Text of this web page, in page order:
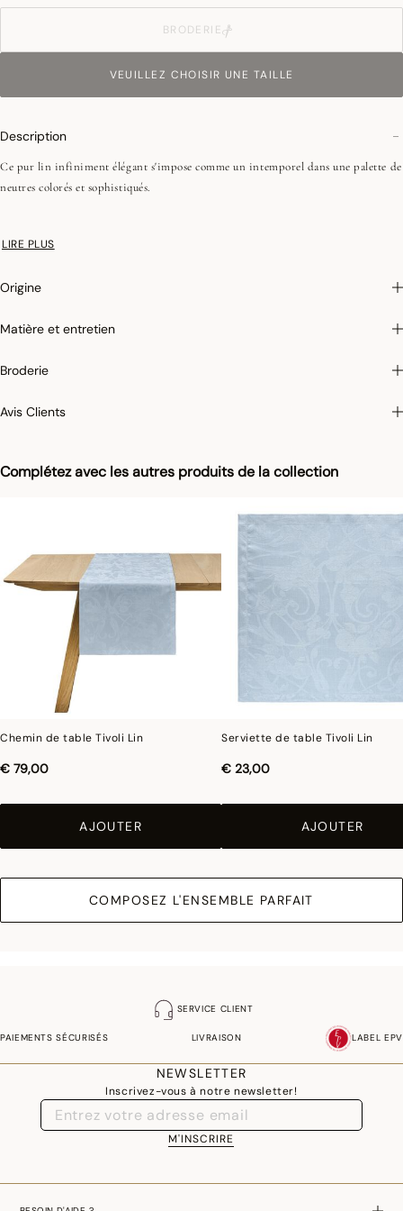
BRODERIE
VEUILLEZ CHOISIR UNE TAILLE
Complétez avec les autres produits de la collection
Chemin de table Tivoli Lin
€ 79,00
AJOUTER
Serviette de table Tivoli Lin
€ 23,00
AJOUTER
COMPOSEZ L'ENSEMBLE PARFAIT
Description
Ce pur lin infiniment élégant s'impose comme un intemporel dans une palette de
neutres colorés et sophistiqués.
•Coins onglets - 2,5 cm
LIRE PLUS
Origine
Matière et entretien
Broderie
Avis Clients
SERVICE CLIENT
PAIEMENTS SÉCURISÉS LIVRAISON LABEL EPV
NEWSLETTER
Inscrivez-vous à notre newsletter!
M'INSCRIRE